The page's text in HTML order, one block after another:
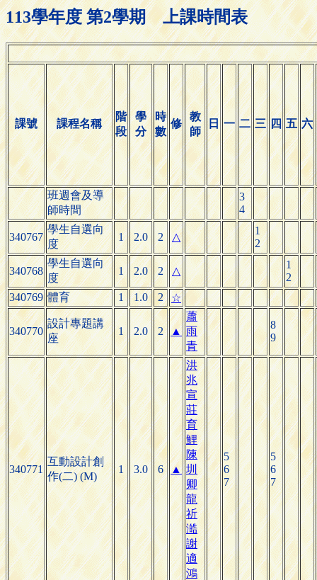
113學年度 第2學期 上課時間表
課號 課程名稱
階
段
學
分
時
數
修
教
師
日 一 二 三 四 五 六
班週會及導
師時間
3
4
340767
學生自選向
度
1 2.0 2 △
1
2
340768
學生自選向
度
1 2.0 2 △
1
2
340769 體育 1 1.0 2 ☆
340770
設計專題講
座
1 2.0 2 ▲
蕭
雨
青
8
9
340771
互動設計創
作(二) (M)
1 3.0 6 ▲
洪
兆
宣
莊
育
鯉
陳
圳
卿
龍
祈
澔
謝
適
鴻
5
6
7
5
6
7